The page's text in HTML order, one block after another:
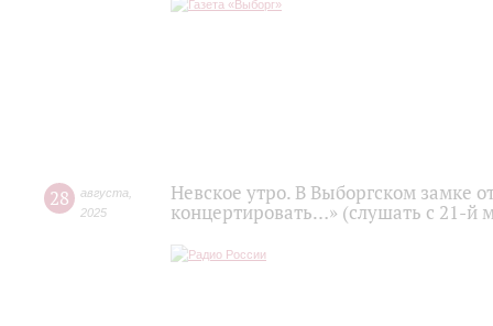
28 августа
2025
Невское утро. В Выборгском замке
концертировать…» (слушать с 21-й